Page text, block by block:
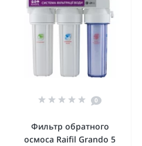
0
Фильтр обратного
осмоса Raifil Grando 5